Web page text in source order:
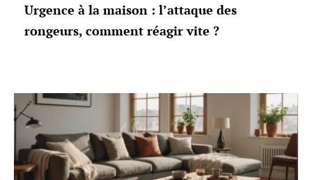
Urgence à la maison : l’attaque des
rongeurs, comment réagir vite ?